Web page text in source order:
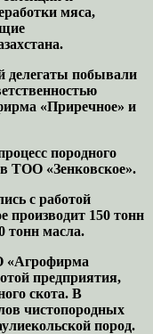
мяса,
делегаты побывали
«Приречное» и
породного
ТОО «Зенковское».
с работой
производит 150 тонн
тонн масла.
«Агрофирма
предприятия,
скота. В
чистопородных
пород.